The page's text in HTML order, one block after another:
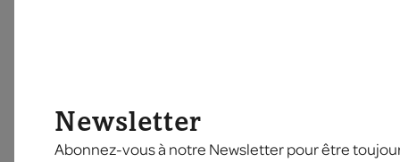
Newsletter
Abonnez-vous à notre Newsletter pour être